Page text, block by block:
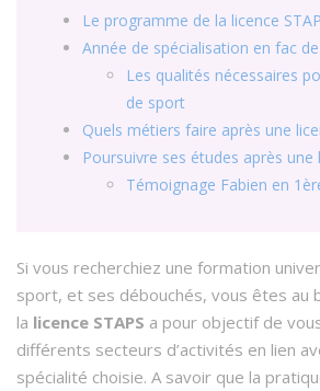
Le programme de la licence
Année de spécialisation en fac
Les qualités nécessaires
de sport
Quels métiers faire après une
Poursuivre ses études après une
Témoignage Fabien en
Si vous recherchiez une formation
sport, et ses débouchés, vous êtes au
la licence STAPS a pour objectif de
différents secteurs d’activités en lien
spécialité choisie. A savoir que la